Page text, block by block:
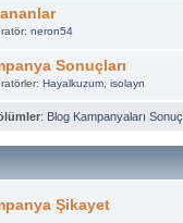
neron54
Sonuçları
Hayalkuzum, isolayn
: Blog Kampanyaları
Şikayet